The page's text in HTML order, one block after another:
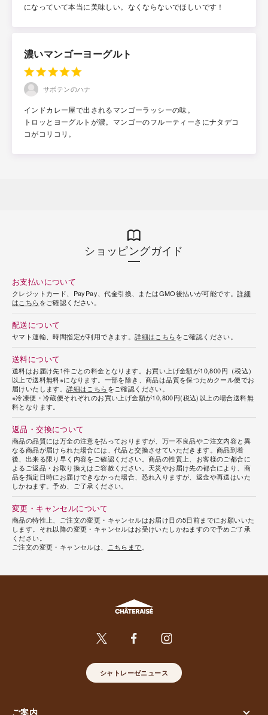
になっていて本当に美味しい。なくならないでほしいです！
濃いマンゴーヨーグルト
サボテンのハナ
インドカレー屋で出されるマンゴーラッシーの味。
トロッとヨーグルトが濃。マンゴーのフルーティーさにナタデコ
コがコリコリ。
ショッピングガイド
お支払いについて
クレジットカード、PayPay、代金引換、またはGMO後払いが可能です。詳細
はこちらをご確認ください。
配送について
ヤマト運輸、時間指定が利用できます。詳細はこちらをご確認ください。
送料について
送料はお届け先1件ごとの料金となります。お買い上げ金額が10,800円（税込）
以上で送料無料※になります。一部を除き、商品は品質を保つためクール便でお
届けいたします。詳細はこちらをご確認ください。
※冷凍便・冷蔵便それぞれのお買い上げ金額が10,800円(税込)以上の場合送料無
料となります。
返品・交換について
商品の品質には万全の注意を払っておりますが、万一不良品やご注文内容と異
なる商品が届けられた場合には、代品と交換させていただきます。商品到着
後、出来る限り早く内容をご確認ください。商品の性質上、お客様のご都合に
よるご返品・お取り換えはご容赦ください。天災やお届け先の都合により、商
品を指定日時にお届けできなかった場合、恐れ入りますが、返金や再送はいた
しかねます。予め、ご了承ください。
変更・キャンセルについて
商品の特性上、ご注文の変更・キャンセルはお届け日の5日前までにお願いいた
します。それ以降の変更・キャンセルはお受けいたしかねますので予めご了承
ください。
ご注文の変更・キャンセルは、
こちらまで
シャトレーゼニュース
ご案内